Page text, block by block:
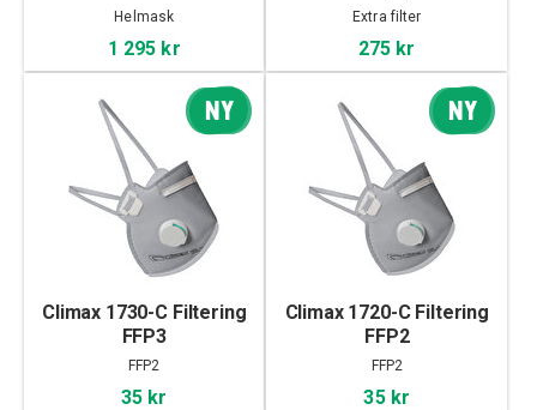
Helmask
1 295 kr
Extra filter
275 kr
NY
Climax 1730-C Filtering
FFP3
FFP2
35 kr
NY
Climax 1720-C Filtering
FFP2
FFP2
35 kr